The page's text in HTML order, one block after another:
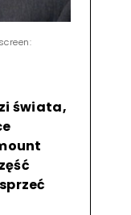
świata,